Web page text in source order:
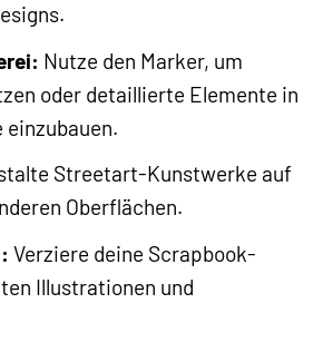
Nutze den Marker, um
oder detaillierte Elemente in
einzubauen.
Streetart-Kunstwerke auf
Oberflächen.
Verziere deine Scrapbook-
Illustrationen und